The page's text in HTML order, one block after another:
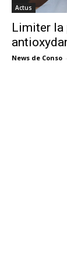
Actus
Limiter la
News de Conso -